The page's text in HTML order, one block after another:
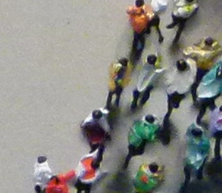
Sin Vosotros Y Vosotras